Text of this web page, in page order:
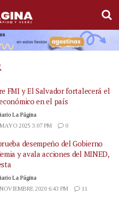
FMI y El Salvador fortalecerá el
en el país
La Página
2025 3:07 PM
0
desempeño del Gobierno
y avala acciones del MINED,
La Página
2020 6:43 PM
11